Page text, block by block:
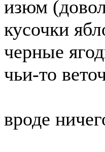
изюм
кусочки
черные
чьи-то
вроде